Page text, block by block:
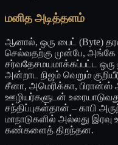
மனித அடித்தளம்
ஆனால், ஒரு பைட் (Byte)
செல்வதற்கு முன்பே, அங்கே
சர்வதேசமயமாக்கப்பட்ட ஒரு
அன்றாட நிஜம் வெறும்
சீனா, அமெரிக்கா,
ஊழியர்களுடன்
சந்திப்புகள்தான் – காபி
மாநாடுகளில் அல்லது
கண்களைத் திறந்தன.